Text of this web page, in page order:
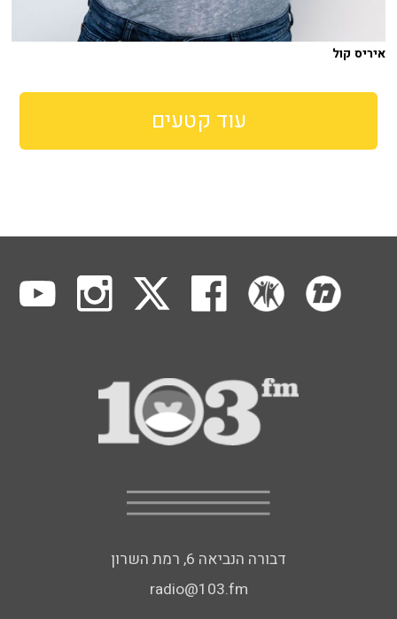
איריס קול
עוד קטעים
דבורה הנביאה 6, רמת השרון
radio@103.fm